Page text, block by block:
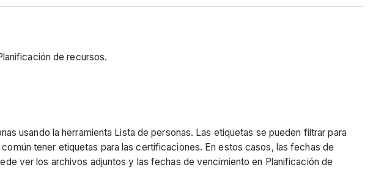
de recursos.
usando la herramienta Lista de personas. Las etiquetas se pueden filtrar para
tener etiquetas para las certificaciones. En estos casos, las fechas de
ver los archivos adjuntos y las fechas de vencimiento en Planificación de